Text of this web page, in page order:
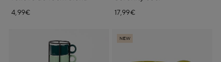
4,99€ 17,99€
NEW